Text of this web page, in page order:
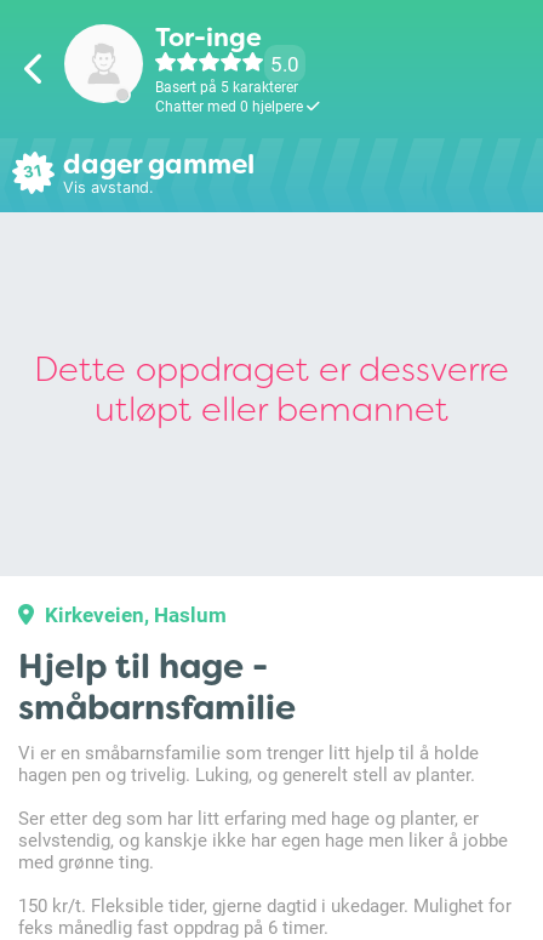
Tor-inge
5.0
Basert på 5 karakterer
Chatter med 0 hjelpere
31 dager gammel
Vis avstand.
Dette oppdraget er dessverre
utløpt eller bemannet
Kirkeveien, Haslum
Hjelp til hage -
småbarnsfamilie
Vi er en småbarnsfamilie som trenger litt hjelp til å holde
hagen pen og trivelig. Luking, og generelt stell av planter.
Ser etter deg som har litt erfaring med hage og planter, er
selvstendig, og kanskje ikke har egen hage men liker å jobbe
med grønne ting.
150 kr/t. Fleksible tider, gjerne dagtid i ukedager. Mulighet for
feks månedlig fast oppdrag på 6 timer.